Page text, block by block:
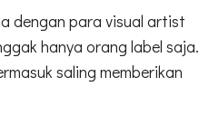
dengan para visual artist
hanya orang label saja.
saling memberikan